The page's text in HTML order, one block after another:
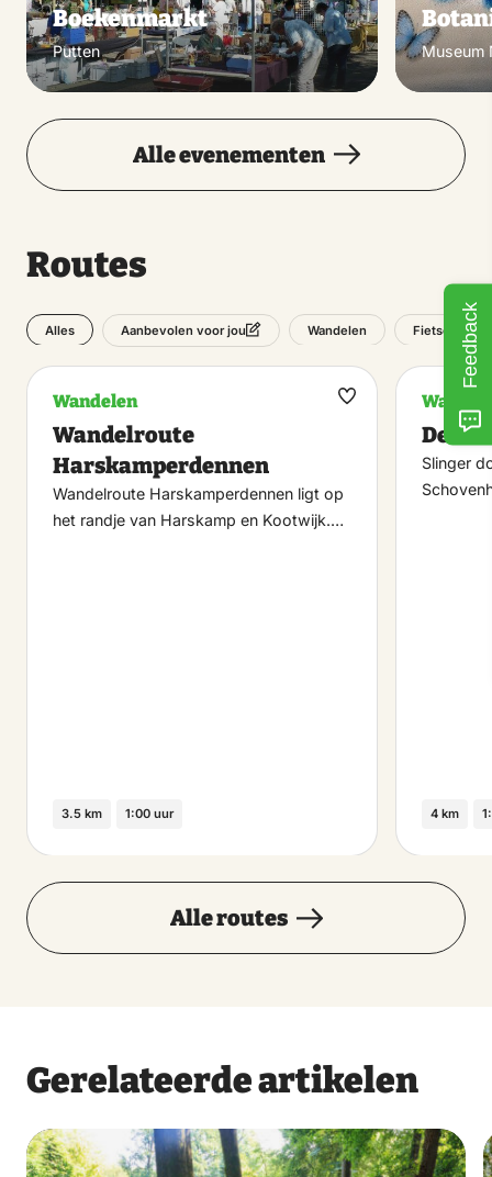
Boekenmarkt
Putten Museum
Alle evenementen
Routes
Alles Aanbevolen voor jou Wandelen Fietsen
Wandelen
Wandelroute
Harskamperdennen
Wandelroute Harskamperdennen ligt op
het randje van Harskamp en Kootwijk.…
3.5 km 1:00 uur
Maak
De
Slinger
4 km
Alle routes
Gerelateerde artikelen
Feedback